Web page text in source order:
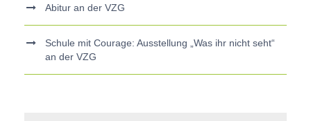
Abitur an der VZG
Schule mit Courage: Ausstellung „Was ihr nicht seht“
an der VZG